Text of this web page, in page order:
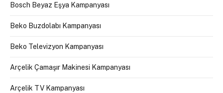
Bosch Beyaz Eşya Kampanyası
Beko Buzdolabı Kampanyası
Beko Televizyon Kampanyası
Arçelik Çamaşır Makinesi Kampanyası
Arçelik TV Kampanyası